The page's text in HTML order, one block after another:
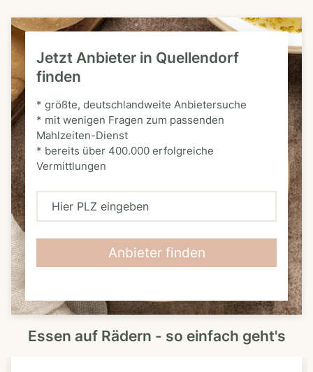
Jetzt Anbieter in Quellendorf
finden
* größte, deutschlandweite Anbietersuche
* mit wenigen Fragen zum passenden
Mahlzeiten-Dienst
* bereits über 400.000 erfolgreiche
Vermittlungen
H
L
Z
Anbieter finden
Essen auf Rädern - so einfach geht's